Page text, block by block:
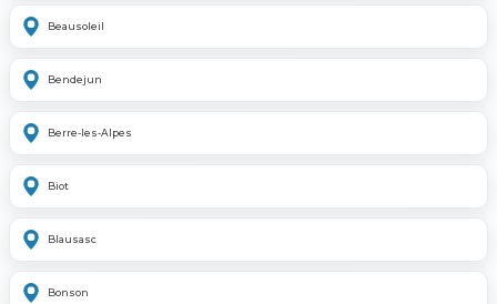
Beausoleil
Bendejun
Berre-les-Alpes
Biot
Blausasc
Bonson